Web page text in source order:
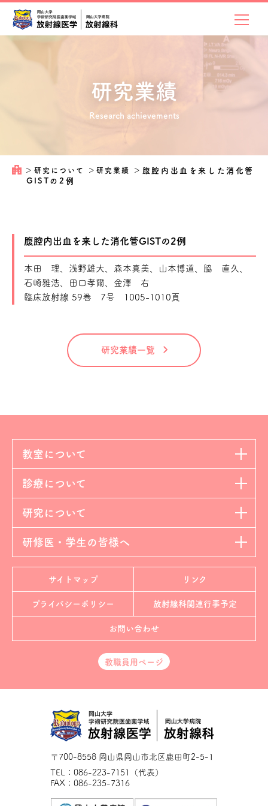
研究業績
Research achievements
＞ 研究について ＞研究業績 ＞ 腹腔内出血を来した消化管
GISTの2例
腹腔内出血を来した消化管GISTの2例
本田 理、浅野雄大、森本真美、山本博道、脇 直久、
石崎雅浩、田口孝爾、金澤 右
臨床放射線 59巻 7号 1005-1010頁
研究業績一覧
教室について
診療について
研究について
研修医・学生の皆様へ
〒700-8558 岡山県岡山市北区鹿田町2-5-1
TEL：086-223-7151（代表）
FAX：086-235-7316
サイトマップ リンク
プライバシーポリシー 放射線科関連行事予定
お問い合わせ
教職員用ページ